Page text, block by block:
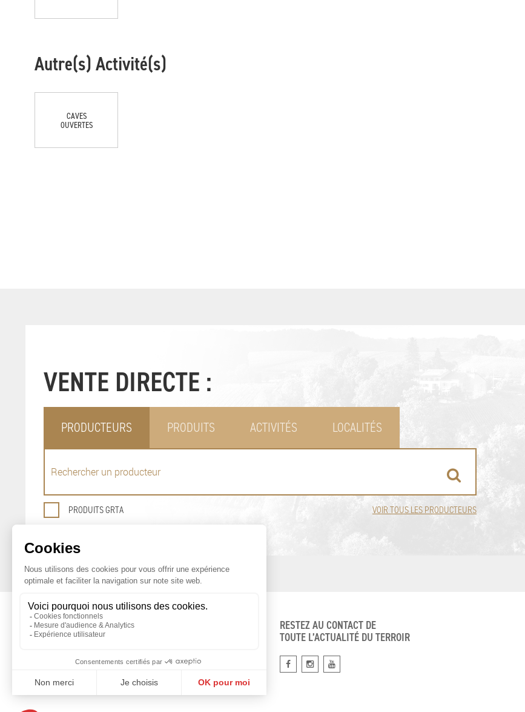
Autre(s) Activité(s)
CAVES
OUVERTES
VENTE DIRECTE :
PRODUCTEURS PRODUITS ACTIVITÉS LOCALITÉS
PRODUITS GRTA VOIR TOUS LES PRODUCTEURS
OFFICE DE PROMOTION
DES PRODUITS AGRICOLES DE GENÈVE
Maison du Terroir
1233 Bernex
Tél: 022 388 71 55
info@geneveterroir.ge.ch
RESTEZ AU CONTACT DE
TOUTE L’ACTUALITÉ DU TERROIR